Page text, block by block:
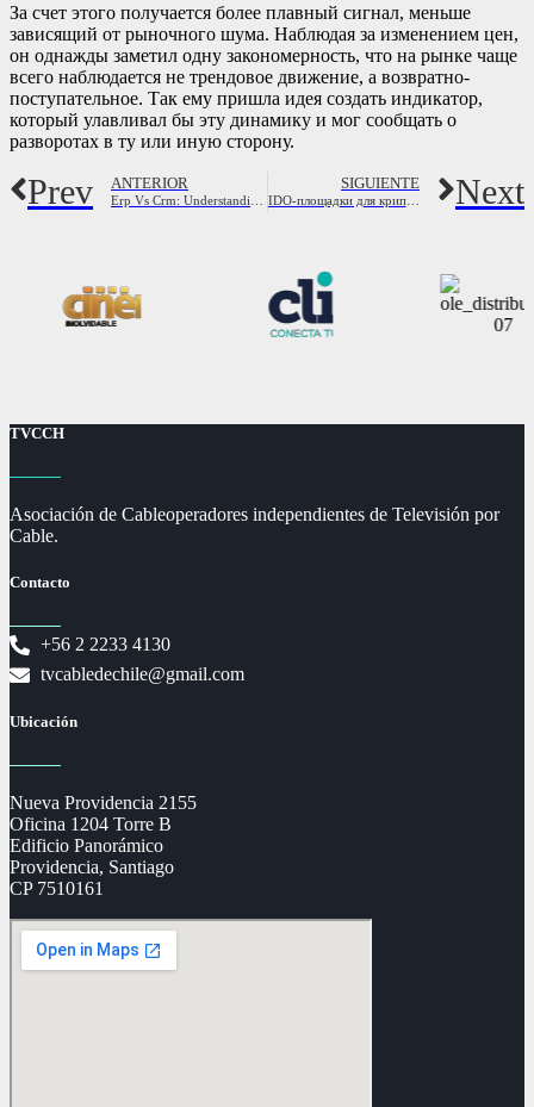
За счет этого получается более плавный сигнал, меньше
зависящий от рыночного шума. Наблюдая за изменением цен,
он однажды заметил одну закономерность, что на рынке чаще
всего наблюдается не трендовое движение, а возвратно-
поступательное. Так ему пришла идея создать индикатор,
который улавливал бы эту динамику и мог сообщать о
разворотах в ту или иную сторону.
Prev ANTERIOR SIGUIENTE
IDO-площадки для криптовалют в 2024 топ лучших лаунчпадов по прибыльности Next
TVCCH
Asociación de Cableoperadores independientes de Televisión por
Cable.
Contacto
+56 2 2233 4130
tvcabledechile@gmail.com
Ubicación
Nueva Providencia 2155
Oficina 1204 Torre B
Edificio Panorámico
Providencia, Santiago
CP 7510161